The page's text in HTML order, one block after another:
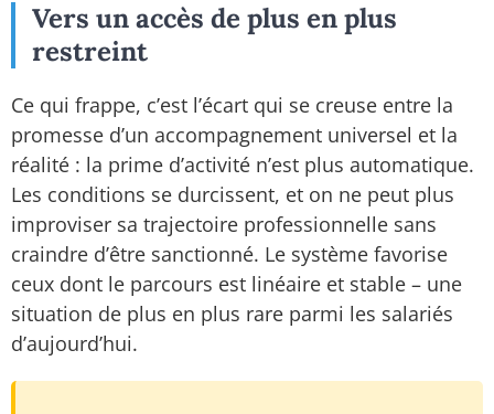
Vers un accès de plus en plus
restreint
Ce qui frappe, c’est l’écart qui se creuse entre la
promesse d’un accompagnement universel et la
réalité : la prime d’activité n’est plus automatique.
Les conditions se durcissent, et on ne peut plus
improviser sa trajectoire professionnelle sans
craindre d’être sanctionné. Le système favorise
ceux dont le parcours est linéaire et stable – une
situation de plus en plus rare parmi les salariés
d’aujourd’hui.